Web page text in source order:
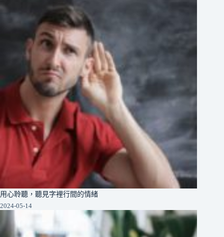
用心聆聽，聽見字裡行間的情緒
2024-05-14